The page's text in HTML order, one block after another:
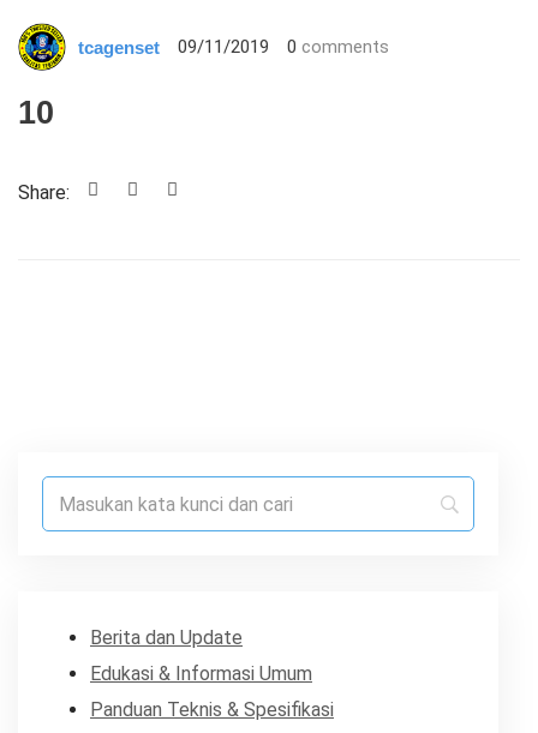
tcagenset 09/11/2019 0 comments
10
Share:
Berita dan Update
Edukasi & Informasi Umum
Panduan Teknis & Spesifikasi